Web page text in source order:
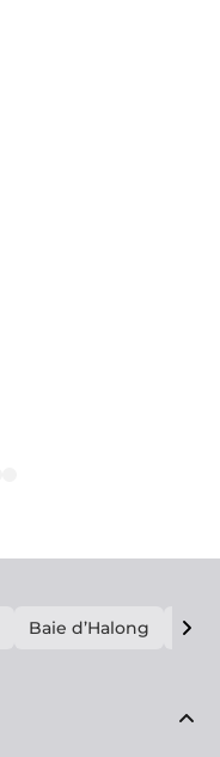
Baie d’Halong E